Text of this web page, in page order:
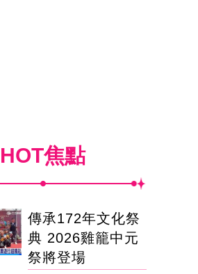
HOT焦點
傳承172年文化祭
典 2026雞籠中元
祭將登場